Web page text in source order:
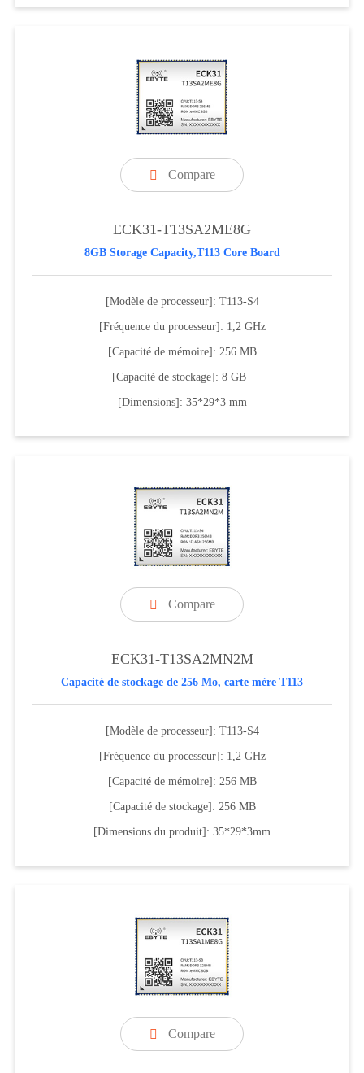
 Compare
ECK31-T13SA2ME8G
8GB Storage Capacity,T113 Core Board
[Modèle de processeur]: T113-S4
[Fréquence du processeur]: 1,2 GHz
[Capacité de mémoire]: 256 MB
[Capacité de stockage]: 8 GB
[Dimensions]: 35*29*3 mm
 Compare
ECK31-T13SA2MN2M
Capacité de stockage de 256 Mo, carte mère T113
[Modèle de processeur]: T113-S4
[Fréquence du processeur]: 1,2 GHz
[Capacité de mémoire]: 256 MB
[Capacité de stockage]: 256 MB
[Dimensions du produit]: 35*29*3mm
 Compare